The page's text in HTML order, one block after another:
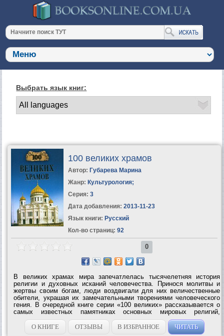
Выбрать язык книг:
100 великих храмов
Автор: Губарева Марина
Жанр: Культурология;
Серия: 3
Дата добавления: 2013-11-23
Язык книги: Русский
Кол-во страниц: 92
0
В великих храмах мира запечатлелась тысячелетняя история
религии и духовных исканий человечества. Принося молитвы и
жертвы своим богам, люди воздвигали для них величественные
обители, украшая их замечательными творениями человеческого
гения. В очередной книге серии «100 великих» рассказывается о
самых известных памятниках основных мировых религий,
вошедших в сокровищницу мирового искусства: от храма Амона в
Карнаке и Бела в...
О КНИГЕ ОТЗЫВЫ В ИЗБРАННОЕ ЧИТАТЬ